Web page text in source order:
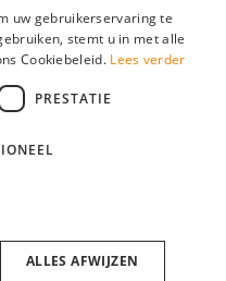
uw gebruikerservaring te
stemt u in met alle
Cookiebeleid. Lees verder
PRESTATIE
ALLES AFWIJZEN